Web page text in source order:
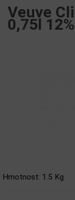
Veuve
0,75l 12%
Hmotnost: 1.5 Kg